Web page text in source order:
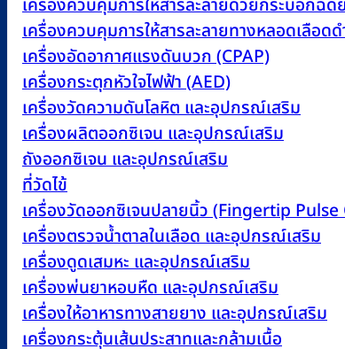
เครื่องควบคุมการให้สารละลายด้วยกระบอกฉี
เครื่องควบคุมการให้สารละลายทางหลอดเลือ
เครื่องอัดอากาศแรงดันบวก (CPAP)
เครื่องกระตุกหัวใจไฟฟ้า (AED)
เครื่องวัดความดันโลหิต และอุปกรณ์เสริม
เครื่องผลิตออกซิเจน และอุปกรณ์เสริม
ถังออกซิเจน และอุปกรณ์เสริม
ที่วัดไข้
เครื่องวัดออกซิเจนปลายนิ้ว (Fingertip
เครื่องตรวจน้ำตาลในเลือด และอุปกรณ์เสริม
เครื่องดูดเสมหะ และอุปกรณ์เสริม
เครื่องพ่นยาหอบหืด และอุปกรณ์เสริม
เครื่องให้อาหารทางสายยาง และอุปกรณ์เสริม
เครื่องกระตุ้นเส้นประสาทและกล้ามเนื้อ